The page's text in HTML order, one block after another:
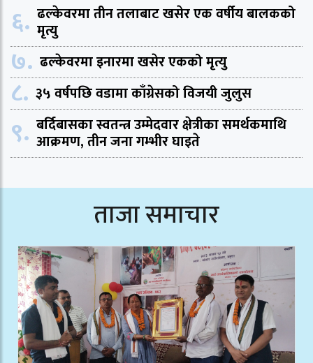
६. ढल्केवरमा तीन तलाबाट खसेर एक वर्षीय बालकको
मृत्यु
७. ढल्केवरमा इनारमा खसेर एकको मृत्यु
८. ३५ वर्षपछि वडामा काँग्रेसको विजयी जुलुस
९. बर्दिबासका स्वतन्त्र उम्मेदवार क्षेत्रीका समर्थकमाथि
आक्रमण, तीन जना गम्भीर घाइते
ताजा समाचार